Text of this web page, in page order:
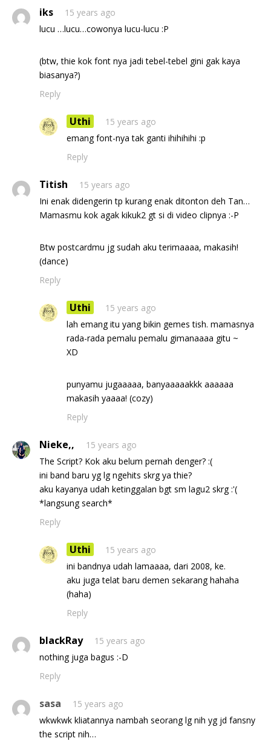
iks
15 years ago
lucu …lucu…cowonya lucu-lucu :P
(btw, thie kok font nya jadi tebel-tebel gini gak kaya
biasanya?)
Reply
Uthi
15 years ago
emang font-nya tak ganti ihihihihi :p
Reply
Titish
15 years ago
Ini enak didengerin tp kurang enak ditonton deh Tan…
Mamasmu kok agak kikuk2 gt si di video clipnya :-P
Btw postcardmu jg sudah aku terimaaaa, makasih!
(dance)
Reply
Uthi
15 years ago
lah emang itu yang bikin gemes tish. mamasnya
rada-rada pemalu pemalu gimanaaaa gitu ~
XD
punyamu jugaaaaa, banyaaaaakkk aaaaaa
makasih yaaaa! (cozy)
Reply
Nieke,,
15 years ago
The Script? Kok aku belum pernah denger? :(
ini band baru yg lg ngehits skrg ya thie?
aku kayanya udah ketinggalan bgt sm lagu2 skrg :'(
*langsung search*
Reply
Uthi
15 years ago
ini bandnya udah lamaaaa, dari 2008, ke.
aku juga telat baru demen sekarang hahaha
(haha)
Reply
blackRay
15 years ago
nothing juga bagus :-D
Reply
sasa
15 years ago
wkwkwk kliatannya nambah seorang lg nih yg jd fansny
the script nih…